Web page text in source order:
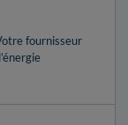
fournisseur